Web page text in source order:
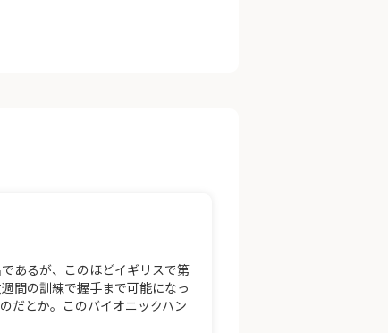
あるが、このほどイギリスで第
間の訓練で握手まで可能になっ
だとか。このバイオニックハン